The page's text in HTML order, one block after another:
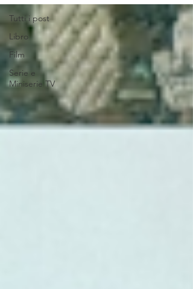
Tutti i post
Libro
Film
Serie e
Miniserie TV